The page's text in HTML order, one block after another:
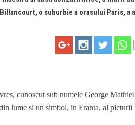
o suburbie a orasului Paris,
cunoscut sub numele George
lume si un simbol, in Franta, al picturii